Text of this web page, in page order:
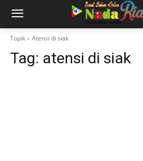
Topik Atensi di siak
Tag: atensi di siak